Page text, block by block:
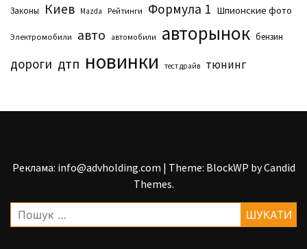
Законы Киев Маzda Рейтинги Формула 1 Шпионские фото
Электромобили авто автомобили авторынок бензин
дороги дтп новинки тест драйв тюнинг
Реклама: info@advholding.com | Theme: BlockWP byCandid
Themes.
Пошук: